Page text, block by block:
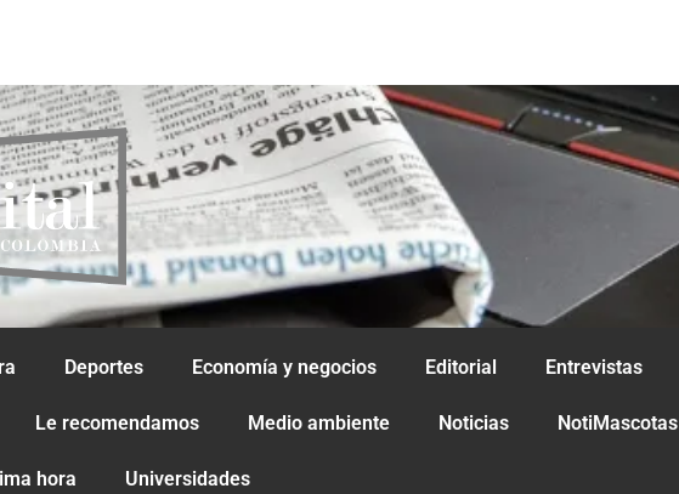
Deportes Economía y negocios Editorial Entrevistas
Le recomendamos Medio ambiente Noticias NotiMascotas
hora Universidades